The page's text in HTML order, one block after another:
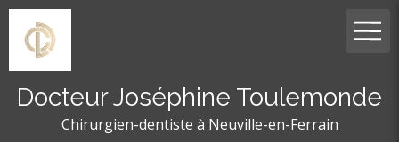
Docteur Joséphine Toulemonde
Chirurgien-dentiste à Neuville-en-Ferrain